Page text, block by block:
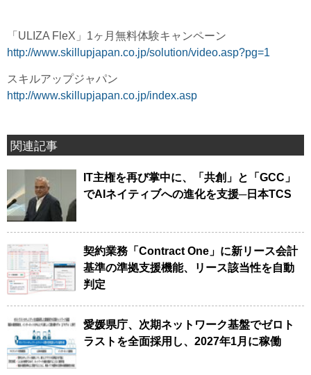
「ULIZA FleX」1ヶ月無料体験キャンペーン
http://www.skillupjapan.co.jp/solution/video.asp?pg=1
スキルアップジャパン
http://www.skillupjapan.co.jp/index.asp
関連記事
IT主権を再び掌中に、「共創」と「GCC」
でAIネイティブへの進化を支援─日本TCS
契約業務「Contract One」に新リース会計
基準の準拠支援機能、リース該当性を自動
判定
愛媛県庁、次期ネットワーク基盤でゼロト
ラストを全面採用し、2027年1月に稼働